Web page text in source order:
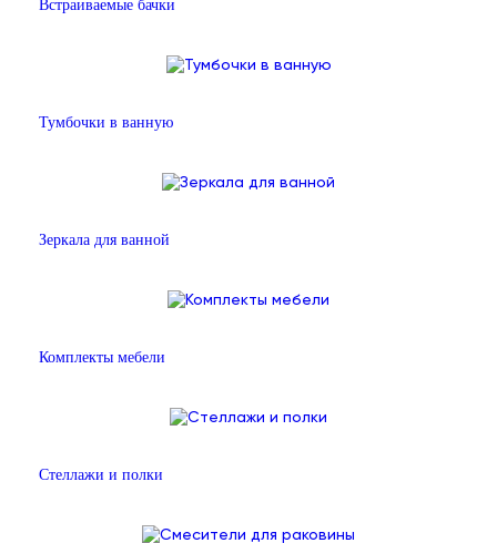
Встраиваемые бачки
Тумбочки в ванную
Зеркала для ванной
Комплекты мебели
Стеллажи и полки